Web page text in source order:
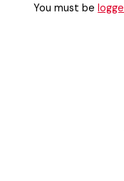
You must be